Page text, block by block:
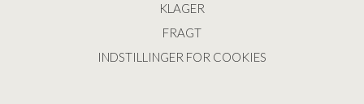
KLAGER
FRAGT
INDSTILLINGER FOR COOKIES